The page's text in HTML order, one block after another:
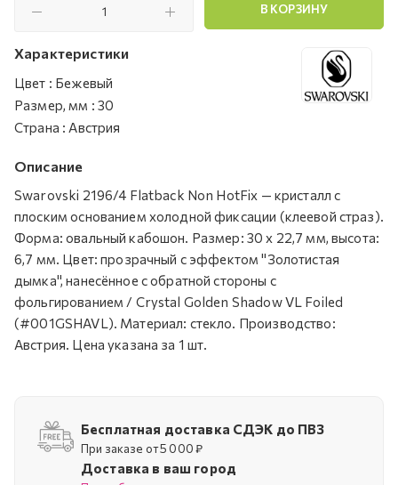
В КОРЗИНУ
Характеристики
Цвет : Бежевый
Размер, мм : 30
Страна : Австрия
Описание
Swarovski 2196/4 Flatback Non HotFix — кристалл с
плоским основанием холодной фиксации (клеевой страз).
Форма: овальный кабошон. Размер: 30 х 22,7 мм, высота:
6,7 мм. Цвет: прозрачный с эффектом "Золотистая
дымка", нанесённое с обратной стороны с
фольгированием / Crystal Golden Shadow VL Foiled
(#001GSHAVL). Материал: стекло. Производство:
Австрия. Цена указана за 1 шт.
Бесплатная доставка СДЭК до ПВЗ
При заказе от 5 000 ₽
Доставка в ваш город